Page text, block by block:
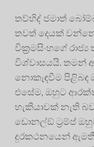
තව්හිද් ජමාත්
තවත් දෙයක්
වික‍්‍රමසිංහගේ
විශ්වාසයයි.
නොකැඳවීම පිළිබඳ
එසේම, ඔහුට
හැකියාවක් නැති
ඩොනල්ඞ් ට‍්‍රම්ප්
දුරකථනයෙන්